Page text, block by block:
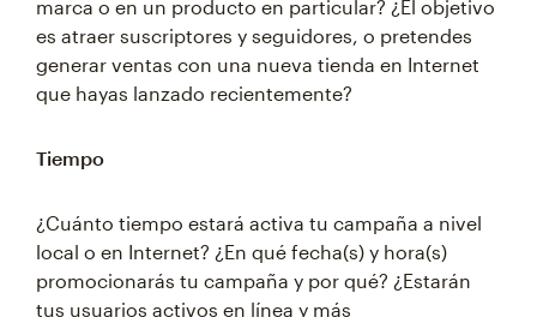
marca o en un producto en particular? ¿El objetivo
es atraer suscriptores y seguidores, o pretendes
generar ventas con una nueva tienda en Internet
que hayas lanzado recientemente?
Tiempo
¿Cuánto tiempo estará activa tu campaña a nivel
local o en Internet? ¿En qué fecha(s) y hora(s)
promocionarás tu campaña y por qué? ¿Estarán
tus usuarios activos en línea y más